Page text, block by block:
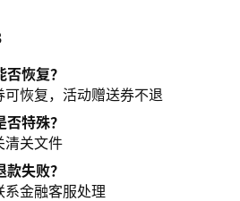
恢复？
恢复，活动赠送券不退
特殊？
清关文件
失败？
金融客服处理